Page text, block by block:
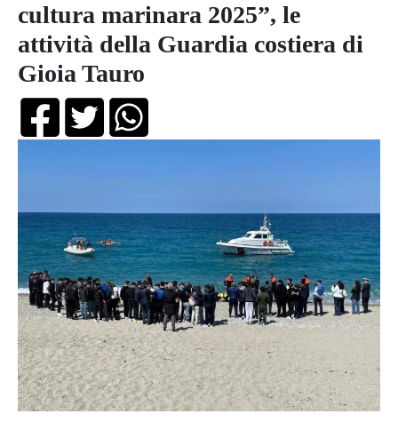
cultura marinara 2025”, le
attività della Guardia costiera di
Gioia Tauro